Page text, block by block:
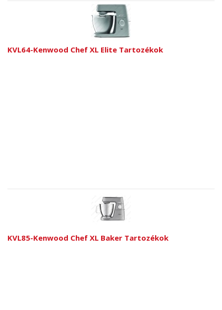
KVL64-Kenwood Chef XL Elite Tartozékok
KVL85-Kenwood Chef XL Baker Tartozékok